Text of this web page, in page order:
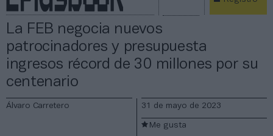
La FEB negocia nuevos
patrocinadores y presupuesta
ingresos récord de 30 millones por su
centenario
Álvaro Carretero 31 de mayo de 2023
Me gusta